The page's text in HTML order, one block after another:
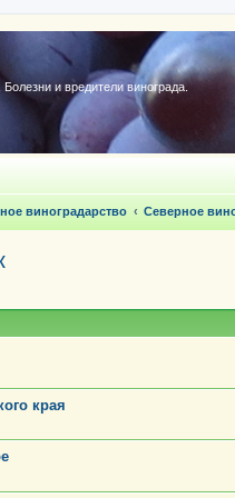
и вредители винограда.
виноградарство Северное
края